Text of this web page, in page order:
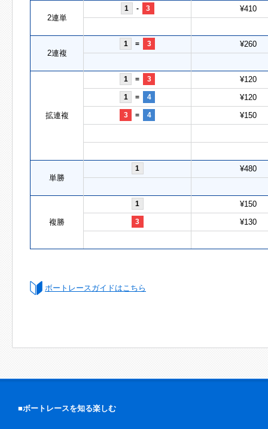
2連単
1 - 3 ¥410
2連複
1 = 3 ¥260
拡連複
1 = 3 ¥120
1 = 4 ¥120
3 = 4 ¥150
単勝
1 ¥480
複勝
1 ¥150
3 ¥130
ボートレースガイドはこちら
■ボートレースを知る楽しむ